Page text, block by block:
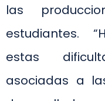
las
estudiantes.
estas
asociadas a